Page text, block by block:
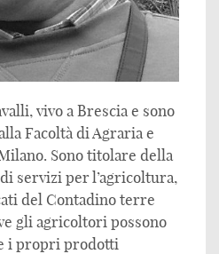
vivo a Brescia e sono
Facoltà di Agraria e
Sono titolare della
servizi per l’agricoltura,
del Contadino terre
gli agricoltori possono
i propri prodotti